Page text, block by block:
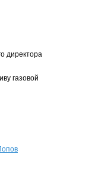
директора
газовой